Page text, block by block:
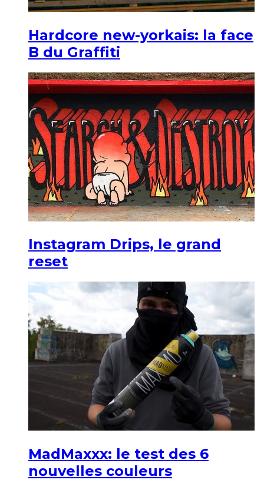
Hardcore new-yorkais: la face
B du Graffiti
Instagram Drips, le grand
reset
MadMaxxx: le test des 6
nouvelles couleurs